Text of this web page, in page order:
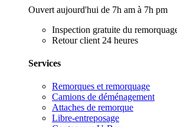
Ouvert aujourd'hui de 7h am à 7h pm
Inspection gratuite du
Retour client 24 heures
Services
Remorques et remorquage
Camions de déménagement
Attaches de remorque
Libre-entreposage